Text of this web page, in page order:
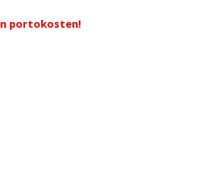
portokosten!